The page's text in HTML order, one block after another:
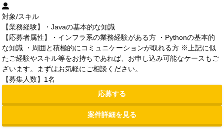
対象/スキル
【業務経験】・Javaの基本的な知識
【応募者属性】・インフラ系の業務経験がある方 ・Pythonの基本的
な知識 ・周囲と積極的にコミュニケーションが取れる方 ※上記に似
たご経験やスキル等をお持ちであれば、お申し込み可能なケースもご
ざいます。まずはお気軽にご相談ください。
【募集人数】1名
応募する
案件詳細を見る